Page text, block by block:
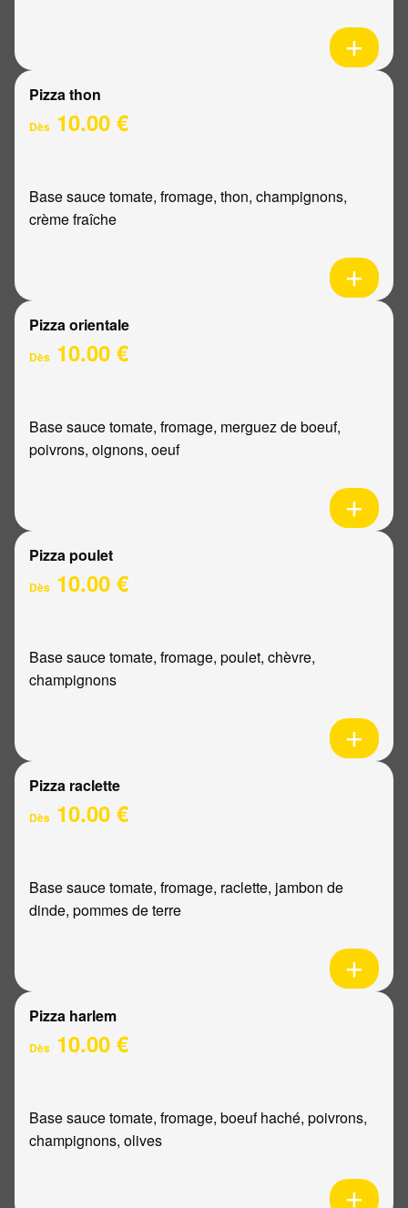
Pizza thon
Dès 10.00 €
Base sauce tomate, fromage, thon, champignons,
crème fraîche
Pizza orientale
Dès 10.00 €
Base sauce tomate, fromage, merguez de boeuf,
poivrons, oignons, oeuf
Pizza poulet
Dès 10.00 €
Base sauce tomate, fromage, poulet, chèvre,
champignons
Pizza raclette
Dès 10.00 €
Base sauce tomate, fromage, raclette, jambon de
dinde, pommes de terre
Pizza harlem
Dès 10.00 €
Base sauce tomate, fromage, boeuf haché, poivrons,
champignons, olives